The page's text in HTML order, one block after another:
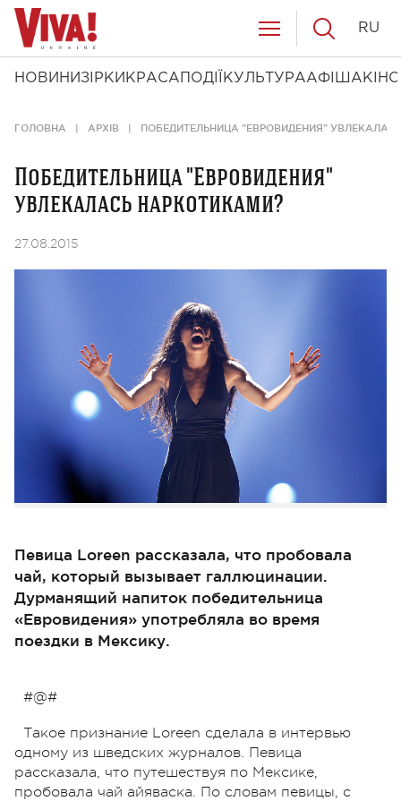
НОВИНИ ЗІРКИ КРАСА ПОДІЇ КУЛЬТУРААФІША КІНО
RU
ГОЛОВНА АРХІВ ПОБЕДИТЕЛЬНИЦА "ЕВРОВИДЕНИЯ"
Победительница "Евровидения"
увлекалась наркотиками?
27.08.2015
Певица Loreen рассказала, что пробовала
чай, который вызывает галлюцинации.
Дурманящий напиток победительница
«Евровидения» употребляла во время
поездки в Мексику.
#@#
Такое признание Loreen сделала в интервью
одному из шведских журналов. Певица
рассказала, что путешествуя по Мексике,
пробовала чай айяваска. По словам певицы, с